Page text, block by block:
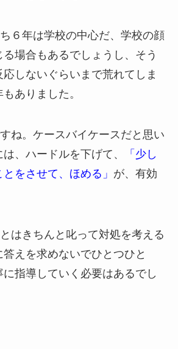
６年は学校の中心だ、学校の顔
場合もあるでしょうし、そう
しないぐらいまで荒れてしま
ありました。
ね。ケースバイケースだと思い
、ハードルを下げて、
「少し
をさせて、ほめる」 が、有効
はきちんと叱って対処を考える
えを求めないでひとつひと
指導していく必要はあるでし